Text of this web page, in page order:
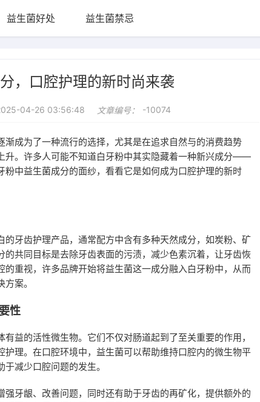
益生菌好处 益生菌禁忌
，口腔护理的新时尚来袭
04-26 03:56:48 文章编号： -10074
渐成为了一种流行的选择，尤其是在追求自然与的消费趋势
升。许多人可能不知道白牙粉中其实隐藏着一种新兴成分——
粉中益生菌成分的面纱，看看它是如何成为口腔护理的新时
的牙齿护理产品，通常配方中含有多种天然成分，如炭粉、矿
的共同目标是去除牙齿表面的污渍，减少色素沉着，让牙齿恢
的重视，许多品牌开始将益生菌这一成分融入白牙粉中，从而
案。
性
益的活性微生物。它们不仅对肠道起到了至关重要的作用，
护理。在口腔环境中，益生菌可以帮助维持口腔内的微生物平
减少口腔问题的发生。
强牙龈、改善问题，同时还有助于牙齿的再矿化，提供额外的